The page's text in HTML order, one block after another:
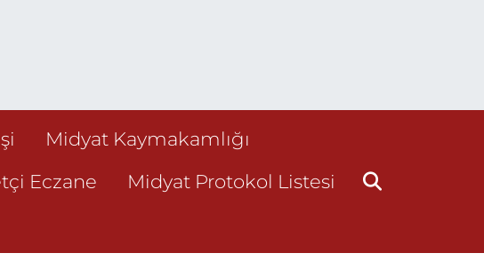
Midyat Kaymakamlığı
Eczane
Midyat Protokol Listesi